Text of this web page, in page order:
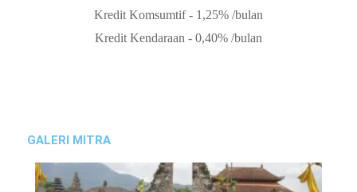
Kredit Komsumtif - 1,25% /bulan
Kredit Kendaraan - 0,40% /bulan
GALERI MITRA